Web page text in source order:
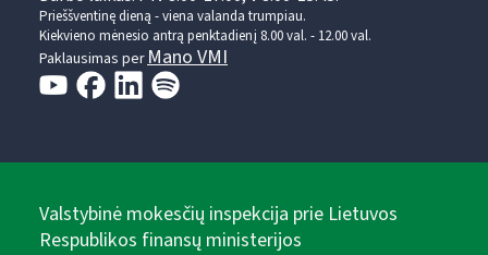
Prieššventinę dieną - viena valanda trumpiau.
Kiekvieno mėnesio antrą penktadienį 8.00 val. - 12.00 val.
Paklausimas perMano VMI
Valstybinė mokesčių inspekcija prie Lietuvos
Respublikos finansų ministerijos